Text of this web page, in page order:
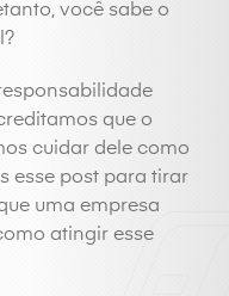
você sabe o
que o
cuidar dele como
esse post para tirar
uma empresa
atingir esse